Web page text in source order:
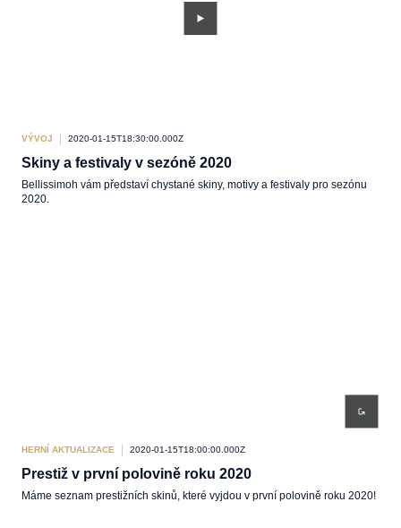
VÝVOJ 2020-01-15T18:30:00.000Z
Skiny a festivaly v sezóně 2020
Bellissimoh vám představí chystané skiny, motivy a festivaly pro sezónu
2020.
HERNÍ AKTUALIZACE 2020-01-15T18:00:00.000Z
Prestiž v první polovině roku 2020
Máme seznam prestižních skinů, které vyjdou v první polovině roku 2020!